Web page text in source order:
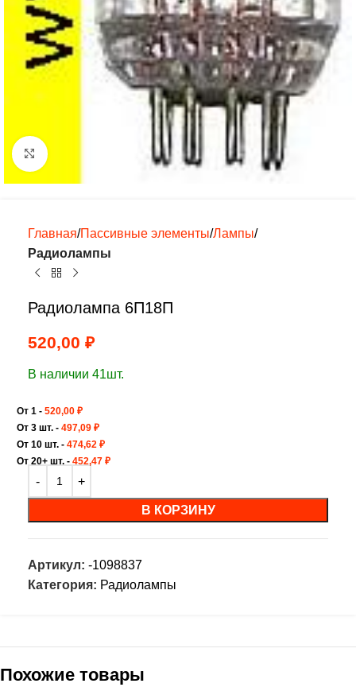
Нажмите, чтобы увеличить
Главная Пассивные элементы Лампы
Радиолампы
Радиолампа 6П18П
520,00 ₽
В наличии 41шт.
От 1 - 520,00 ₽
От 3 шт. - 497,09 ₽
От 10 шт. - 474,62 ₽
От 20+ шт. - 452,47 ₽
В КОРЗИНУ
Артикул: -1098837
Категория: Радиолампы
Похожие товары